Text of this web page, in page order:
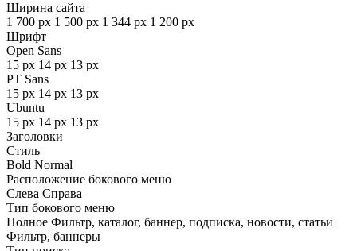
Ширина сайта
1 700 px 1 500 px 1 344 px 1 200 px
Шрифт
Open Sans
15 px 14 px 13 px
PT Sans
15 px 14 px 13 px
Ubuntu
15 px 14 px 13 px
Заголовки
Стиль
Bold Normal
Расположение бокового меню
Слева Справа
Тип бокового меню
Полное Фильтр, каталог, баннер, подписка, новости, статьи
Фильтр, баннеры